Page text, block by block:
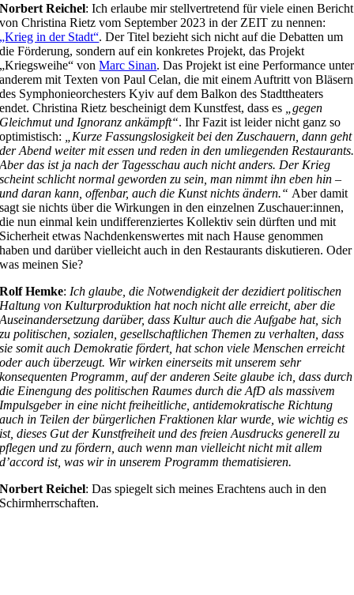
Norbert Reichel: Ich erlaube mir stellvertretend für viele einen Bericht
von Christina Rietz vom September 2023 in der ZEIT zu nennen:
„Krieg in der Stadt“. Der Titel bezieht sich nicht auf die Debatten um
die Förderung, sondern auf ein konkretes Projekt, das Projekt
„Kriegsweihe“ vonMarc Sinan. Das Projekt ist eine Performance unter
anderem mit Texten von Paul Celan, die mit einem Auftritt von Bläsern
des Symphonieorchesters Kyiv auf dem Balkon des Stadttheaters
endet. Christina Rietz bescheinigt dem Kunstfest, dass es
„gegen
Gleichmut und Ignoranz ankämpft“. Ihr Fazit ist leider nicht ganz so
optimistisch:
„Kurze Fassungslosigkeit bei den Zuschauern, dann geht
der Abend weiter mit essen und reden in den umliegenden Restaurants.
Aber das ist ja nach der Tagesschau auch nicht anders. Der Krieg
scheint schlicht normal geworden zu sein, man nimmt ihn eben hin –
und daran kann, offenbar, auch die Kunst nichts ändern.“ Aber damit
sagt sie nichts über die Wirkungen in den einzelnen Zuschauer:innen,
die nun einmal kein undifferenziertes Kollektiv sein dürften und mit
Sicherheit etwas Nachdenkenswertes mit nach Hause genommen
haben und darüber vielleicht auch in den Restaurants diskutieren. Oder
was meinen Sie?
Rolf Hemke: Ich glaube, die Notwendigkeit der dezidiert politischen
Haltung von Kulturproduktion hat noch nicht alle erreicht, aber die
Auseinandersetzung darüber, dass Kultur auch die Aufgabe hat, sich
zu politischen, sozialen, gesellschaftlichen Themen zu verhalten, dass
sie somit auch Demokratie fördert, hat schon viele Menschen erreicht
oder auch überzeugt. Wir wirken einerseits mit unserem sehr
konsequenten Programm, auf der anderen Seite glaube ich, dass durch
die Einengung des politischen Raumes durch die AfD als massivem
Impulsgeber in eine nicht freiheitliche, antidemokratische Richtung
auch in Teilen der bürgerlichen Fraktionen klar wurde, wie wichtig es
ist, dieses Gut der Kunstfreiheit und des freien Ausdrucks generell zu
pflegen und zu fördern, auch wenn man vielleicht nicht mit allem
d’accord ist, was wir in unserem Programm thematisieren.
Norbert Reichel: Das spiegelt sich meines Erachtens auch in den
Schirmherrschaften.